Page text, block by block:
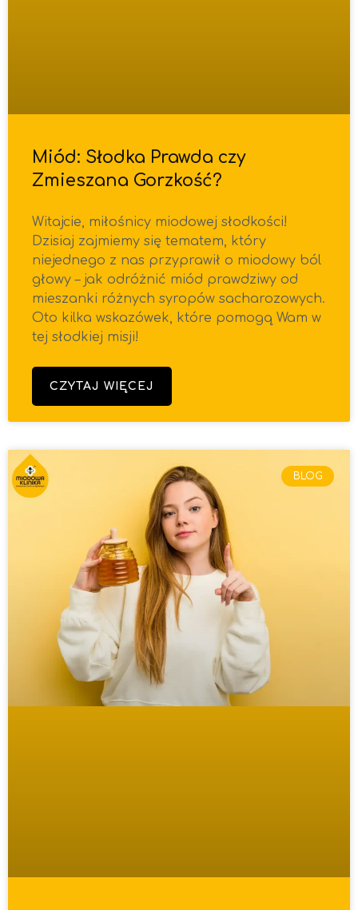
Miód: Słodka Prawda czy
Zmieszana Gorzkość?
Witajcie, miłośnicy miodowej słodkości!
Dzisiaj zajmiemy się tematem, który
niejednego z nas przyprawił o miodowy ból
głowy – jak odróżnić miód prawdziwy od
mieszanki różnych syropów sacharozowych.
Oto kilka wskazówek, które pomogą Wam w
tej słodkiej misji!
CZYTAJ WIĘCEJ
BLOG